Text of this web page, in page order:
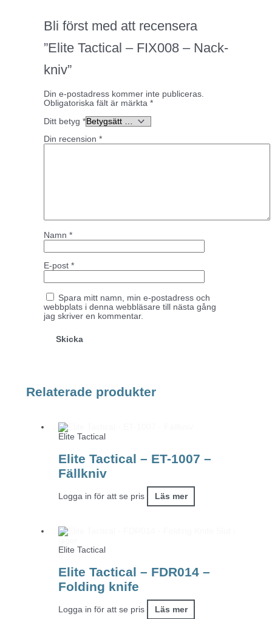
Bli först med att recensera
”Elite Tactical – FIX008 – Nack-
kniv”
Din e-postadress kommer inte publiceras.
Obligatoriska fält är märkta *
Ditt betyg *
Din recension *
Namn *
E-post *
Spara mitt namn, min e-postadress och
webbplats i denna webbläsare till nästa gång
jag skriver en kommentar.
Relaterade produkter
Elite Tactical
Elite Tactical – ET-1007 –
Fällkniv
Logga in för att se pris Läs mer
Elite Tactical
Elite Tactical – FDR014 –
Folding knife
Logga in för att se pris Läs mer